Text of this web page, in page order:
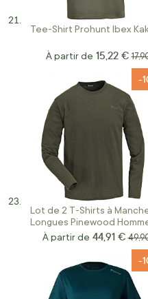
Tee-Shirt Prohunt Ibex
À partir de 15,22 €
Lot de 2 T-Shirts à
Longues Pinewood
Kaki
-
À partir de 44,91 € Prix
-